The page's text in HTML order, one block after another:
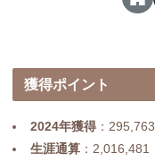
獲得ポイント
2024年獲得：295,763
生涯通算：2,016,481